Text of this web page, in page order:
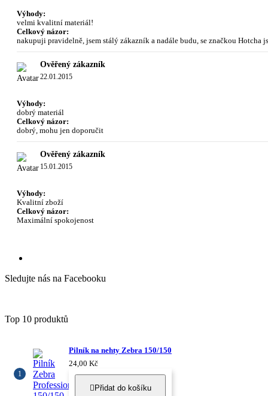
Výhody:
velmi kvalitní materiál!
Celkový názor:
nakupuji pravidelně, jsem stálý zákazník a nadále budu, se značkou Hotcha
Ověřený zákazník
22.01.2015
Výhody:
dobrý materiál
Celkový názor:
dobrý, mohu jen doporučit
Ověřený zákazník
15.01.2015
Výhody:
Kvalitní zboží
Celkový názor:
Maximální spokojenost
Sledujte nás na Facebooku
Top 10 produktů
Pilník na nehty Zebra 150/150
24,00 Kč
 Přidat do košíku